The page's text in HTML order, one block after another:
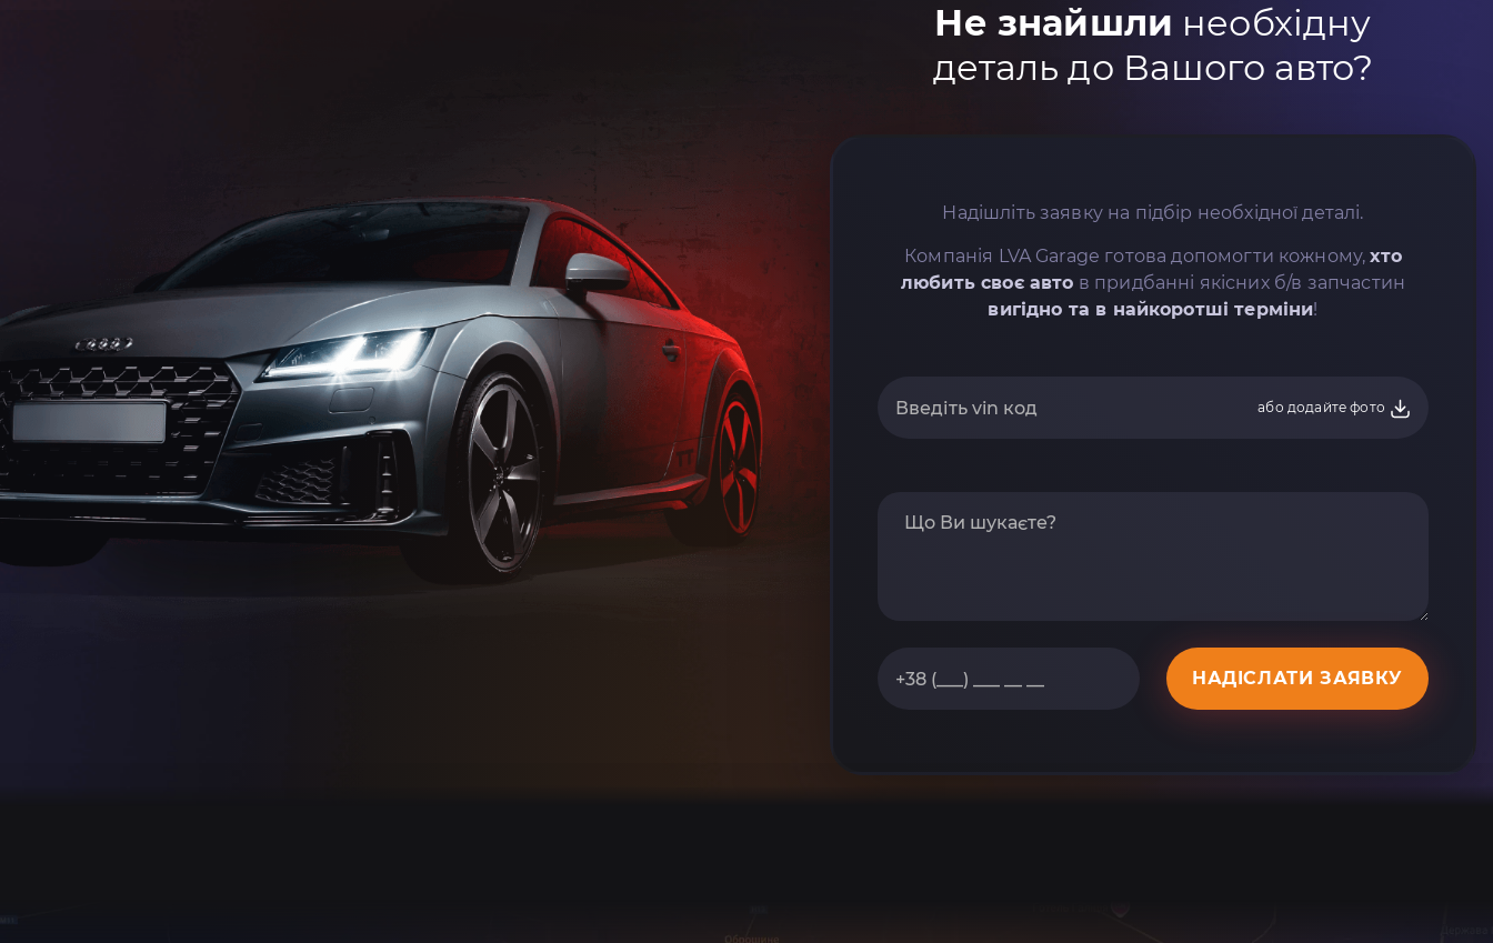
Не знайшли необхідну
деталь до Вашого авто?
Надішліть заявку на підбір необхідної деталі.
Компанія LVA Garage готова допомогти кожному,хто
любить своє авто в придбанні якісних б/в запчастин
вигідно та в найкоротші терміни!
або додайте фото
НАДІСЛАТИ ЗАЯВКУ